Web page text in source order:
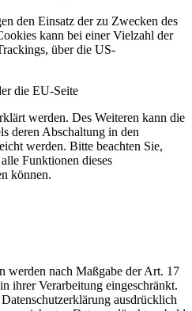
den Einsatz der zu Zwecken des
kann bei einer Vielzahl der
über die US-
die EU-Seite
werden. Des Weiteren kann die
deren Abschaltung in den
werden. Bitte beachten Sie,
Funktionen dieses
können.
werden nach Maßgabe der Art. 17
ihrer Verarbeitung eingeschränkt.
ausdrücklich